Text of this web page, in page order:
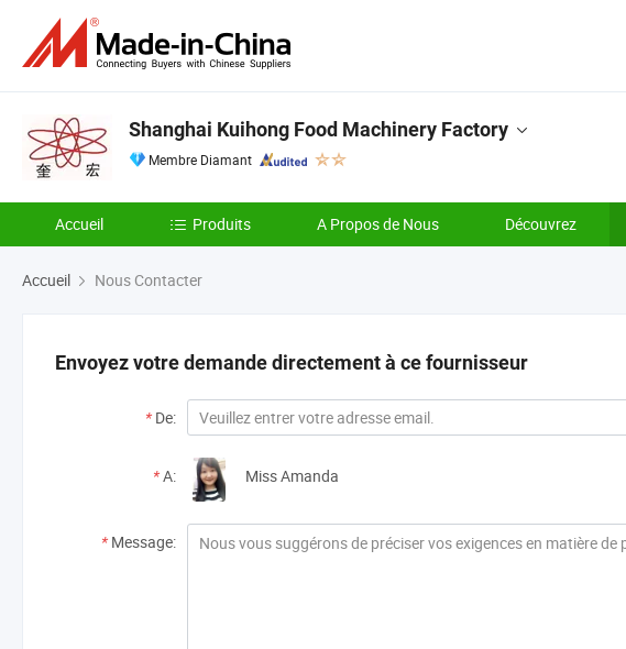
Shanghai Kuihong Food Machinery Factory
Membre Diamant
Accueil Produits A Propos de Nous Découvrez
Accueil Nous Contacter
Envoyez votre demande directement à ce fournisseur
* De:
*A: Miss Amanda
* Message: